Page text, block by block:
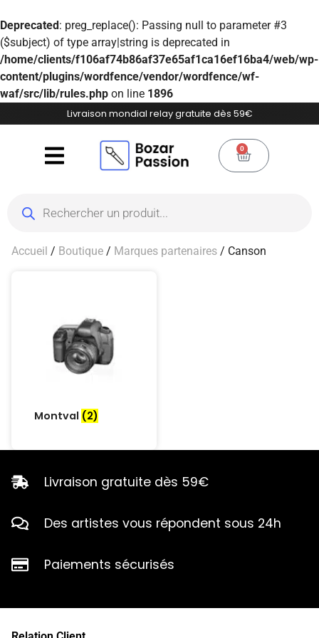
Deprecated: preg_replace(): Passing null to parameter #3
($subject) of type array|string is deprecated in
/home/clients/f106af74b86af37e65af1ca16ef16ba4/web/wp-
content/plugins/wordfence/vendor/wordfence/wf-
waf/src/lib/rules.php on line 1896
Livraison mondial relay gratuite dès 59€
0
Accueil / Boutique / Marques partenaires / Canson
Montval (2)
Livraison gratuite dès 59€
Des artistes vous répondent sous 24h
Paiements sécurisés